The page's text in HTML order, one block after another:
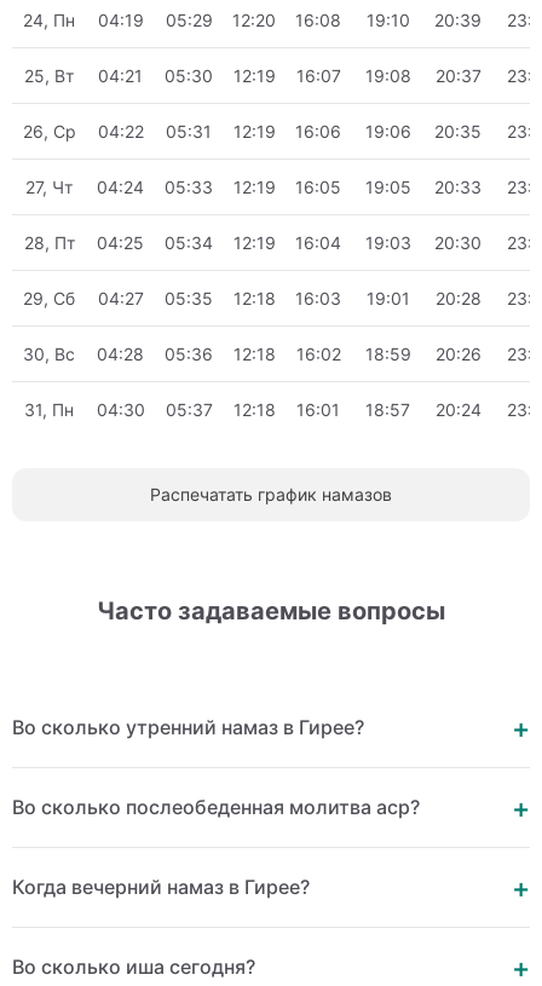
24, Пн 04:19 05:29 12:20 16:08 19:10 20:39
25, Вт 04:21 05:30 12:19 16:07 19:08 20:37
26, Ср 04:22 05:31 12:19 16:06 19:06 20:35
27, Чт 04:24 05:33 12:19 16:05 19:05 20:33
28, Пт 04:25 05:34 12:19 16:04 19:03 20:30
29, Сб 04:27 05:35 12:18 16:03 19:01 20:28
30, Вс 04:28 05:36 12:18 16:02 18:59 20:26
31, Пн 04:30 05:37 12:18 16:01 18:57 20:24
Распечатать график намазов
Часто задаваемые вопросы
Во сколько утренний намаз в Гирее?
Во сколько послеобеденная молитва аср?
Когда вечерний намаз в Гирее?
Во сколько иша сегодня?